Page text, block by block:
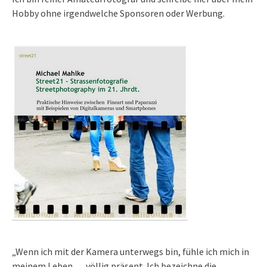
Hobby ohne irgendwelche Sponsoren oder Werbung.
„Wenn ich mit der Kamera unterwegs bin, fühle ich mich in